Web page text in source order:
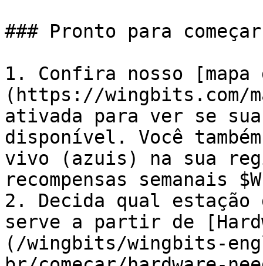
### Pronto para
1. Confira nosso
(https://wingbits.com/
ativada para ver se
disponível. Você
vivo (azuis) na sua
recompensas semanais
2. Decida qual estação
serve a partir de
(/wingbits/wingbits-